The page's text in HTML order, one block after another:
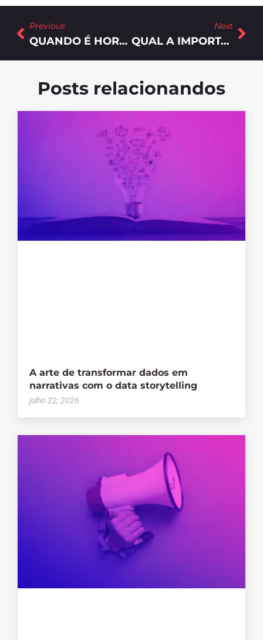
Previous
QUANDO É HORA DE INVESTIR EM MARKETING DIGITAL? TEMOS A RESPOSTA!
Next
QUAL A IMPORTÂNCIA DO MARKETING DIGITAL PARA AS INDÚSTRIAS DIANTE UM CENÁRIO DE CRISE?
Posts relacionandos
A arte de transformar dados em
narrativas com o data storytelling
julho 22, 2026